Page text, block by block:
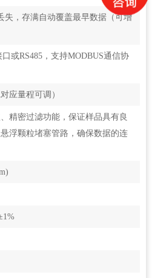
失，存满自动覆盖最早数据（可增
或RS485，支持MODBUS通信协
应量程可调）
精密过滤功能，保证样品具有良
浮颗粒堵塞管路，确保数据的连